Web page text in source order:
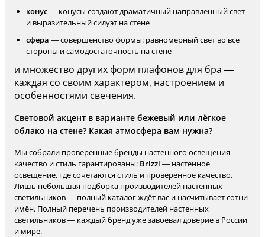
конус— конусы создают драматичный направленный свет
и выразительный силуэт на стене
сфера — совершенство формы: равномерный свет во все
стороны и самодостаточность на стене
и множество других форм плафонов для бра —
каждая со своим характером, настроением и
особенностями свечения.
Световой акцент в варианте бежевый или лёгкое
облако на стене? Какая атмосфера вам нужна?
Мы собрали проверенные бренды настенного освещения —
качество и стиль гарантированы: Brizzi — настенное
освещение, где сочетаются стиль и проверенное качество.
Лишь небольшая подборка производителей настенных
светильников — полный каталог ждёт вас и насчитывает сотни
имён. Полный перечень производителей настенных
светильников — каждый бренд уже завоевал доверие в России
и мире.